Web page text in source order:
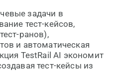
задачи в
тест-кейсов,
ранов),
и автоматическая
TestRail AI экономит
тест-кейсы из